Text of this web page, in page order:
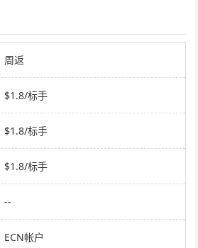
周返
$1.8/标手
$1.8/标手
$1.8/标手
--
ECN帐户